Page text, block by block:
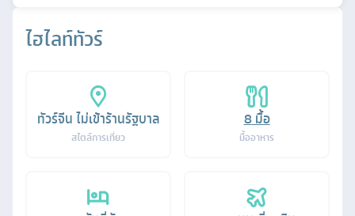
ไฮไลท์ทัวร์
ทัวร์จีน ไม่เข้าร้านรัฐบาล
สไตล์การเที่ยว
8มื้อ
มื้ออาหาร